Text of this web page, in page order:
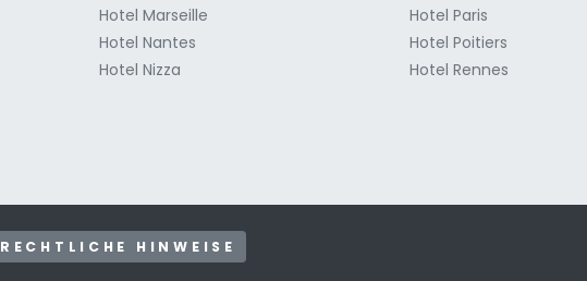
Hotel Marseille
Hotel Nantes
Hotel Nizza
Hotel Paris
Hotel Poitiers
Hotel Rennes
RECHTLICHE HINWEISE